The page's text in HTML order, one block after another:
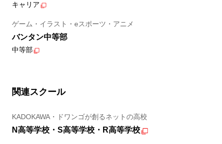
キャリア
ゲーム・イラスト・eスポーツ・アニメ
バンタン中等部
中等部
関連スクール
KADOKAWA・ドワンゴが創るネットの高校
N高等学校・S高等学校・R高等学校